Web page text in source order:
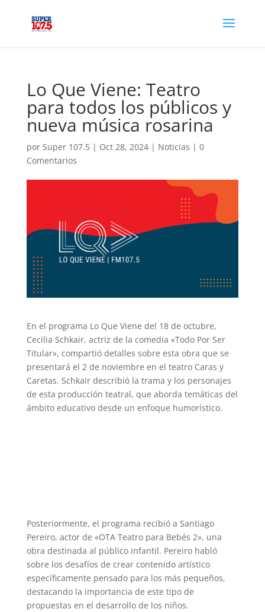
Lo Que Viene: Teatro
para todos los públicos y
nueva música rosarina
por Super 107.5| Oct 28, 2024| Noticias | 0
Comentarios
En el programa Lo Que Viene del 18 de octubre,
Cecilia Schkair, actriz de la comedia «Todo Por Ser
Titular», compartió detalles sobre esta obra que se
presentará el 2 de noviembre en el teatro Caras y
Caretas. Schkair describió la trama y los personajes
de esta producción teatral, que aborda temáticas del
ámbito educativo desde un enfoque humorístico.
Posteriormente, el programa recibió a Santiago
Pereiro, actor de «OTA Teatro para Bebés 2», una
obra destinada al público infantil. Pereiro habló
sobre los desafíos de crear contenido artístico
específicamente pensado para los más pequeños,
destacando la importancia de este tipo de
propuestas en el desarrollo de los niños.